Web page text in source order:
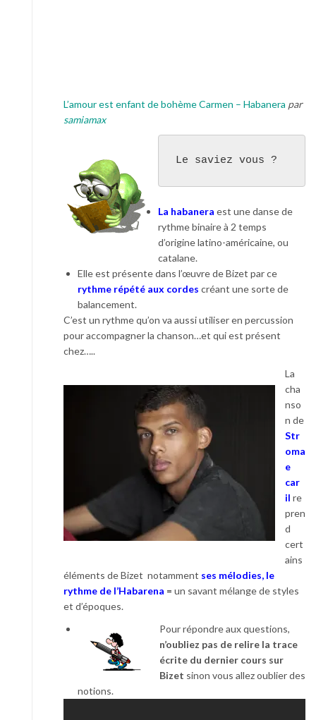
L’amour est enfant de bohème Carmen – Habanera par
samiamax
Le saviez vous ?
La habanera est une danse de
rythme binaire à 2 temps
d’origine latino-américaine, ou
catalane.
Elle est présente dans l’œuvre de Bizet par ce
rythme répété aux cordes créant une sorte de
balancement.
C’est un rythme qu’on va aussi utiliser en percussion
pour accompagner la chanson…et qui est présent
chez…..
La
cha
nso
n de
Str
oma
e
car
il re
pren
d
cert
ains
éléments de Bizet notamment ses mélodies, le
rythme de l’Habarena = un savant mélange de styles
et d’époques.
Pour répondre aux questions,
n’oubliez pas de relire la trace
écrite du dernier cours sur
Bizet sinon vous allez oublier des
notions.